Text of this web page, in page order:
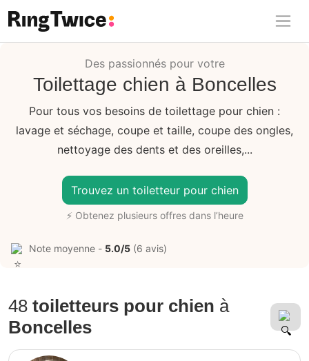
Ring Twice
Des passionnés pour votre
Toilettage chien à Boncelles
Pour tous vos besoins de toilettage pour chien :
lavage et séchage, coupe et taille, coupe des ongles,
nettoyage des dents et des oreilles,...
Trouvez un toiletteur pour chien
⚡ Obtenez plusieurs offres dans l’heure
Note moyenne - 5.0/5 (6 avis)
48 toiletteurs pour chien à
Boncelles